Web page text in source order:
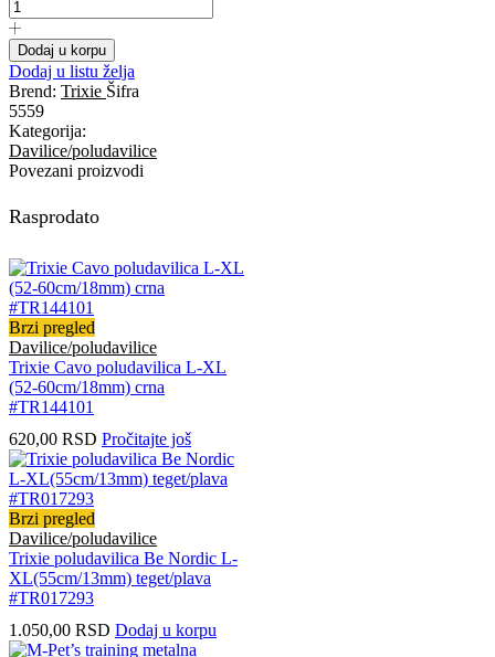
poludavilica
L
(47-
55cm/18mm)
srebrno/crvena
#TR014403
količina
Dodaj u korpu
Dodaj u listu želja
Brend: Trixie Šifra
5559
Kategorija:
Davilice/poludavilice
Povezani proizvodi
Rasprodato
Brzi pregled
Davilice/poludavilice
Trixie Cavo poludavilica L-XL
(52-60cm/18mm) crna
#TR144101
620,00 RSD Pročitajte još
Brzi pregled
Davilice/poludavilice
Trixie poludavilica Be Nordic L-
XL(55cm/13mm) teget/plava
#TR017293
1.050,00 RSD Dodaj u korpu